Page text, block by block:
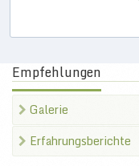
Empfehlungen
Galerie
Erfahrungsberichte